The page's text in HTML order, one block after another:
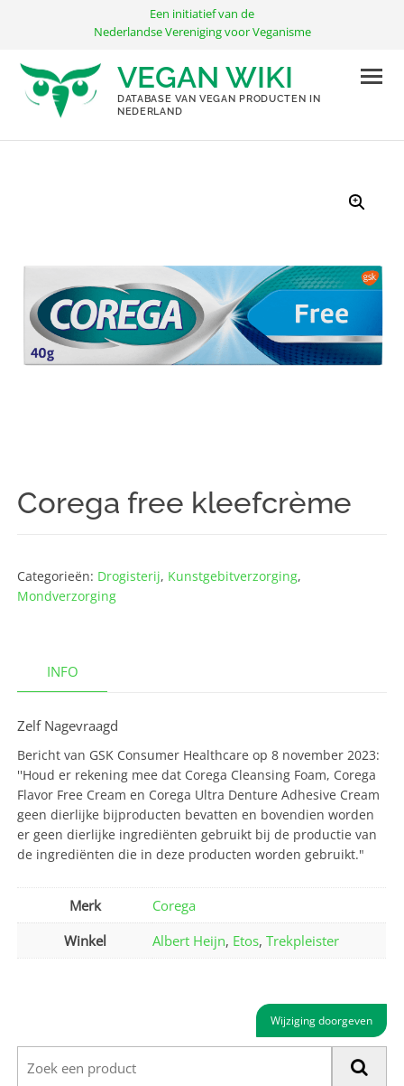
inhoud
Een initiatief van de
Nederlandse Vereniging voor Veganisme
VEGAN WIKI
DATABASE VAN VEGAN PRODUCTEN IN
NEDERLAND
Corega free kleefcrème
Categorieën: Drogisterij, Kunstgebitverzorging,
Mondverzorging
INFO
Zelf Nagevraagd
Bericht van GSK Consumer Healthcare op 8 november 2023:
''Houd er rekening mee dat Corega Cleansing Foam, Corega
Flavor Free Cream en Corega Ultra Denture Adhesive Cream
geen dierlijke bijproducten bevatten en bovendien worden
er geen dierlijke ingrediënten gebruikt bij de productie van
de ingrediënten die in deze producten worden gebruikt."
Merk
Corega
Winkel
Albert Heijn, Etos,Trekpleister
Wijziging doorgeven